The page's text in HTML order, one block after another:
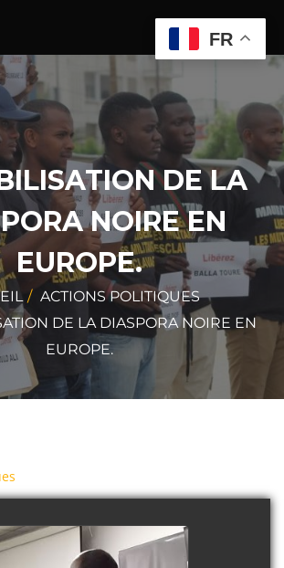
DE LA
NOIRE EN
EUROPE.
ACTIONS POLITIQUES
DE LA DIASPORA NOIRE EN
EUROPE.
SEBA IN LONDON
FR